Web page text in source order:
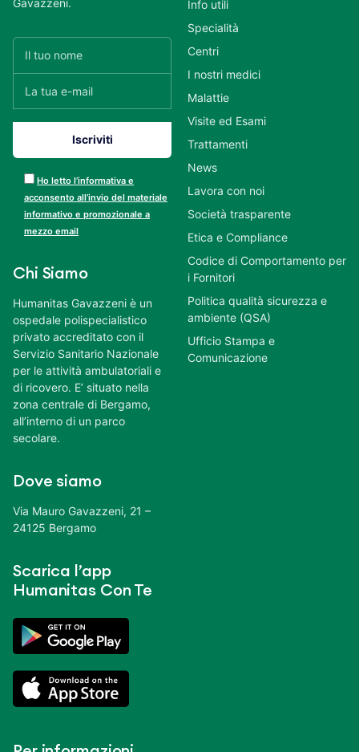
Ho letto l’informativa e
acconsento all’invio del materiale
informativo e promozionale a
mezzo email
Chi Siamo
Humanitas Gavazzeni è un
ospedale polispecialistico
privato accreditato con il
Servizio Sanitario Nazionale
per le attività ambulatoriali e
di ricovero. E’ situato nella
zona centrale di Bergamo,
all’interno di un parco
secolare.
Dove siamo
Via Mauro Gavazzeni, 21 –
24125 Bergamo
Scarica l’app
Humanitas Con Te
Info utili
Specialità
Centri
I nostri medici
Malattie
Visite ed Esami
Trattamenti
News
Lavora con noi
Società trasparente
Etica e Compliance
Codice di Comportamento per
i Fornitori
Politica qualità sicurezza e
ambiente (QSA)
Ufficio Stampa e
Comunicazione